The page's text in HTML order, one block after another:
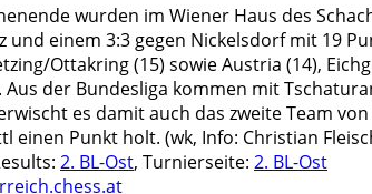
wurden im Wiener Haus des
und einem 3:3 gegen Nickelsdorf mit 19
Ottakring (15) sowie Austria (14),
der Bundesliga kommen mit
es damit auch das zweite Team
einen Punkt holt. (wk, Info: Christian
2. BL-Ost, Turnierseite: 2. BL-Ost